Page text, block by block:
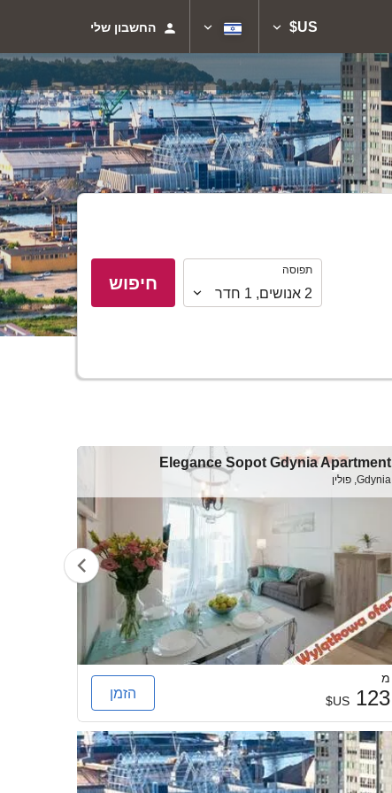
US$ החשבון שלי
תפוסה
תפוסה
2 אנושים 1 חדר חיפוש
Elegance Sopot Gdynia Apartment
Gdynia, פולין
מ
123
US$ הזמן